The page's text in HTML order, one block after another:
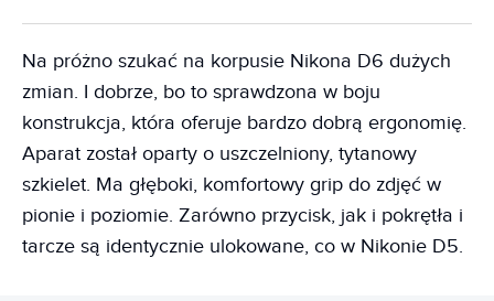
Na próżno szukać na korpusie Nikona D6 dużych
zmian. I dobrze, bo to sprawdzona w boju
konstrukcja, która oferuje bardzo dobrą ergonomię.
Aparat został oparty o uszczelniony, tytanowy
szkielet. Ma głęboki, komfortowy grip do zdjęć w
pionie i poziomie. Zarówno przycisk, jak i pokrętła i
tarcze są identycznie ulokowane, co w Nikonie D5.